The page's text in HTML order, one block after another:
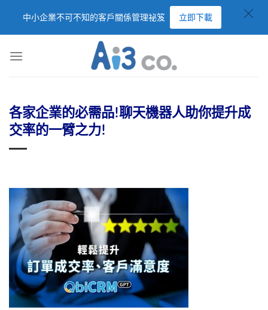
各家企業的必需品!聊天機器人助你提升成
交率的一臂之力!
中小企業不可不知的客戶關係管理祕笈 立即下載